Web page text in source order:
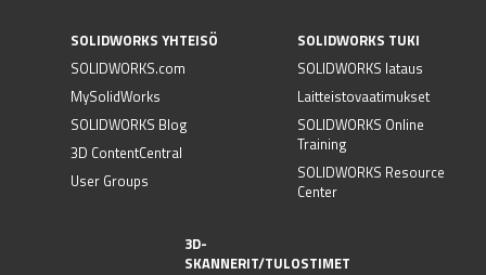
SOLIDWORKS YHTEISÖ
SOLIDWORKS.com
MySolidWorks
SOLIDWORKS Blog
3D ContentCentral
User Groups
SOLIDWORKS TUKI
SOLIDWORKS lataus
Laitteistovaatimukset
SOLIDWORKS Online
Training
SOLIDWORKS Resource
Center
3D-
SKANNERIT/TULOSTIMET